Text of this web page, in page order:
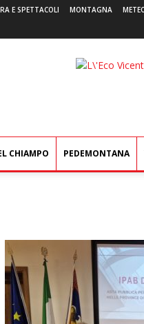
E SPETTACOLI MONTAGNA
L'Eco
CHIAMPO PEDEMONTANA